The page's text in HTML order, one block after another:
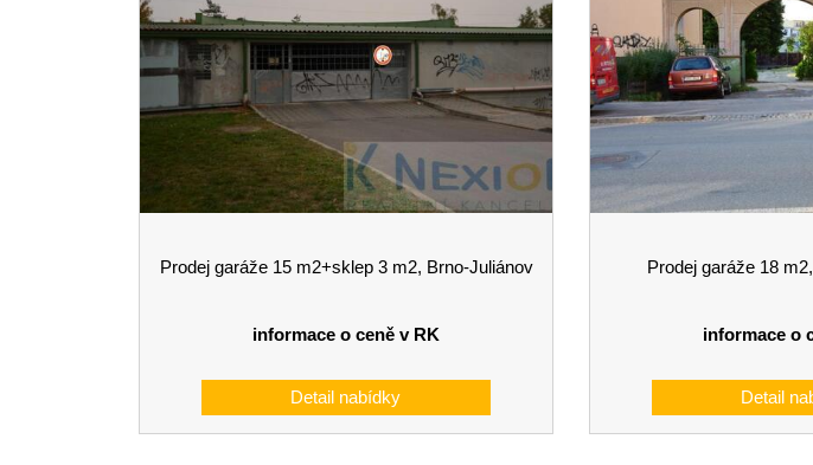
Prodej garáže 15 m2+sklep 3 m2, Brno-Juliánov
informace o ceně v RK
Prodej garáže 18
informace o